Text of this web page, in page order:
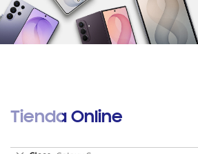
Tienda Online